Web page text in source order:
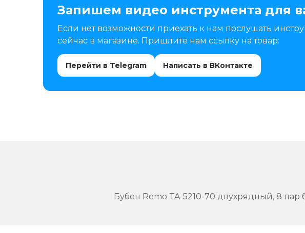
Запишем видео инструмента для
Если нет возможности приехать к нам послушать
сейчас в магазине. Пришлите нам ссылку на товар:
Перейти в Telegram Написать в ВКонтакте
Бубен Remo TA-5210-70 двухрядный, 8 пар